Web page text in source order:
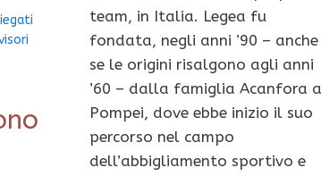
team, in Italia. Legea fu
fondata, negli anni ’90 – anche
se le origini risalgono agli anni
’60 – dalla famiglia Acanfora a
Pompei, dove ebbe inizio il suo
percorso nel campo
dell’abbigliamento sportivo e